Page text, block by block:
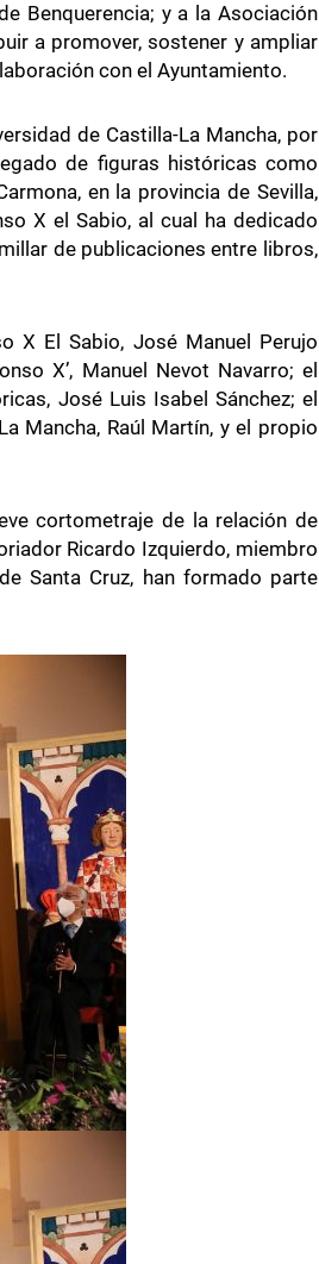
Benquerencia; y a la Asociación
a promover, sostener y ampliar
con el Ayuntamiento.
de Castilla-La Mancha, por
de figuras históricas como
en la provincia de Sevilla,
X el Sabio, al cual ha dedicado
de publicaciones entre libros,
X El Sabio, José Manuel Perujo
X’, Manuel Nevot Navarro; el
José Luis Isabel Sánchez; el
Mancha, Raúl Martín, y el propio
cortometraje de la relación de
Ricardo Izquierdo, miembro
Santa Cruz, han formado parte